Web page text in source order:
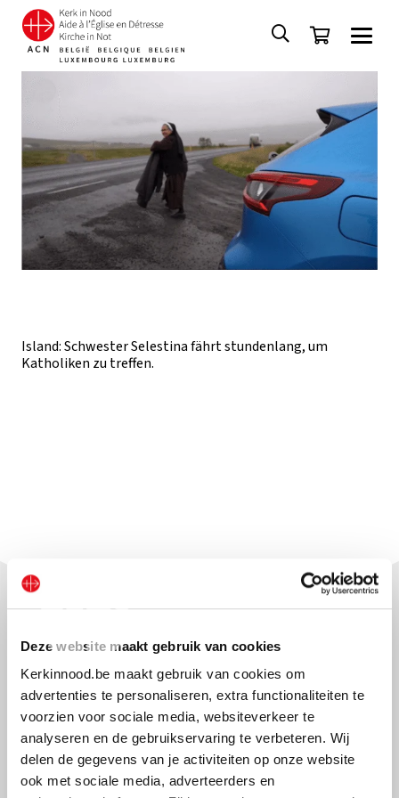
Deze website maakt gebruik van cookies
Kerkinnood.be maakt gebruik van cookies om
advertenties te personaliseren, extra functionaliteiten te
voorzien voor sociale media, websiteverkeer te
analyseren en de gebruikservaring te verbeteren. Wij
delen de gegevens van je activiteiten op onze website
ook met sociale media, adverteerders en
Island: Schwester Selestina fährt stundenlang, um
Katholiken zu treffen.